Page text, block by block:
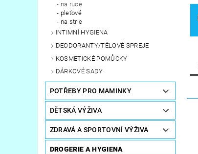
na ruce
pleťové
na strie
INTIMNÍ HYGIENA
DEODORANTY/TĚLOVÉ SPREJE
KOSMETICKÉ POMŮCKY
DÁRKOVÉ SADY
POTŘEBY PRO MAMINKY
DĚTSKÁ VÝŽIVA
ZDRAVÁ A SPORTOVNÍ VÝŽIVA
DROGERIE A HYGIENA